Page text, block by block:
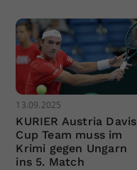
13.09.2025
KURIER Austria Davis
Cup Team muss im
Krimi gegen Ungarn
ins 5. Match